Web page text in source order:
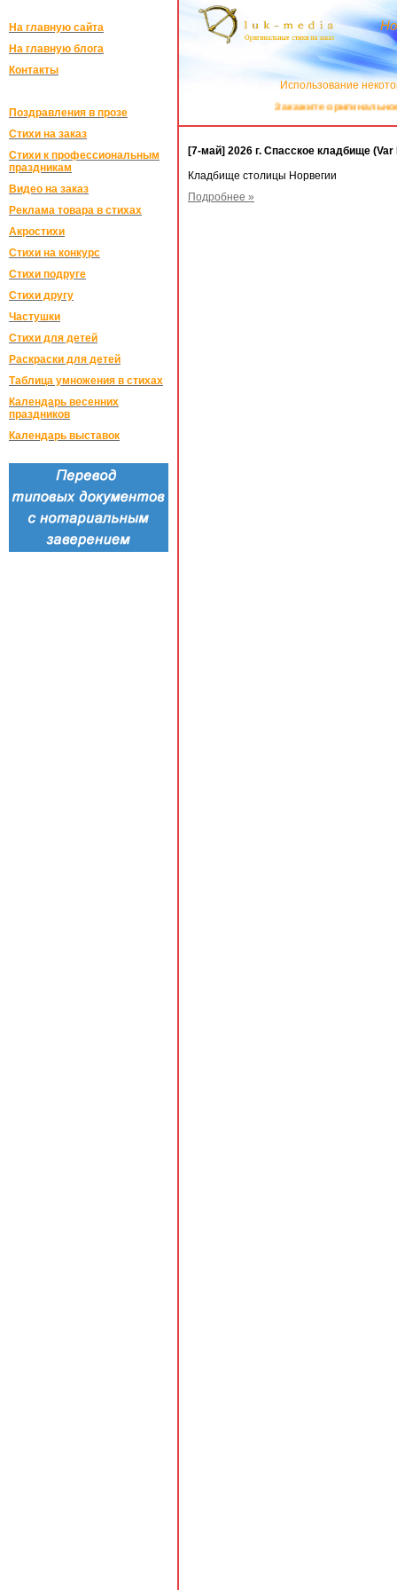
На главную сайта
На главную блога
Контакты
Поздравления в прозе
Стихи на заказ
Стихи к профессиональным
праздникам
Видео на заказ
Реклама товара в стихах
Акростихи
Стихи на конкурс
Стихи подруге
Стихи другу
Частушки
Стихи для детей
Раскраски для детей
Таблица умножения в стихах
Календарь весенних
праздников
Календарь выставок
Использование
Закажите оригинальное
[7-май] 2026 г. Спасское кладбище
Кладбище столицы Норвегии
Подробнее »